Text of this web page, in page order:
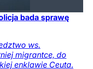
bada sprawę
ws.
migrantce, do
enklawie Ceuta.